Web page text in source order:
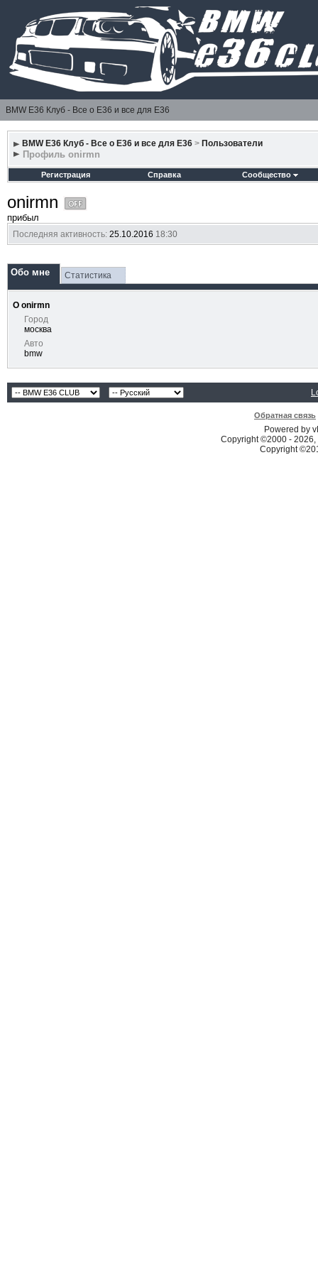
BMW E36 Клуб - Все о Е36 и все для Е36
BMW E36 Клуб - Все о Е36 и все для Е36 > Пользователи
Профиль onirmn
Регистрация Справка Сообщество
onirmn
прибыл
Последняя активность:25.10.2016 18:30
Обо мне Статистика
О onirmn
Город
москва
Авто
bmw
Обратная связь
Powered by
Copyright ©2000 -
Copyright